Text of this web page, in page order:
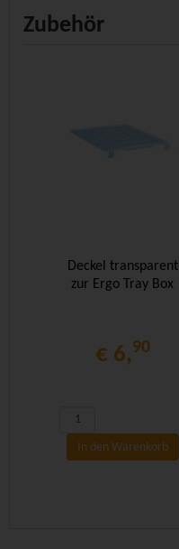
Zubehör
Deckel transparent
zur Ergo Tray Box
€ 6,90
In den Warenkorb